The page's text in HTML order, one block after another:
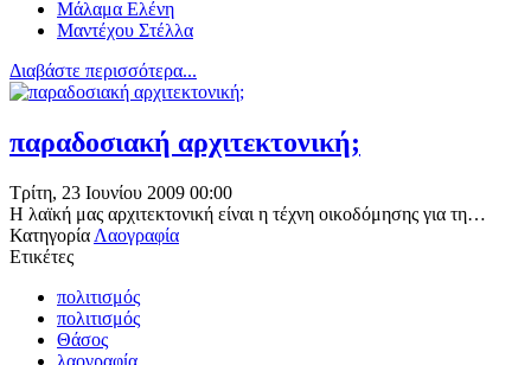
Μάλαμα Ελένη
Μαντέχου Στέλλα
Διαβάστε περισσότερα...
παραδοσιακή αρχιτεκτονική;
Τρίτη, 23 Ιουνίου 2009 00:00
Η λαϊκή μας αρχιτεκτονική είναι η τέχνη οικοδόμησης για τη…
Κατηγορία Λαογραφία
Ετικέτες
πολιτισμός
πολιτισμός
Θάσος
λαογραφία